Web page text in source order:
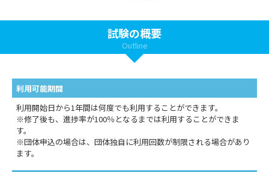
試験の概要
Outline
利用可能期間
利用開始日から1年間は何度でも利用することができます。
※修了後も、進捗率が100％となるまでは利用することができま
す。
※団体申込の場合は、団体独自に利用回数が制限される場合があり
ます。